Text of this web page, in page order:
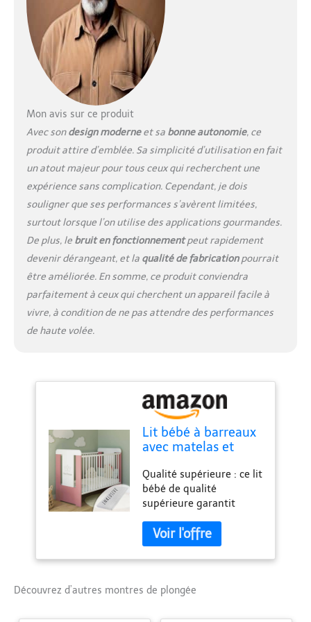
manière polyvalente et
donc de la naissance à la
troisième Un fidèle
compagnon pour votre
enfant. Sommiers à
garantie : peinture à
de qualité supérieure.
Sécurité maximale pour
votre bébé et votre
enfant en tous points de
normes de l'UE. Avec
barres amovibles : trois
échelons amovibles
permettent de créer un
petit trou d'escalade
pour votre enfant - Très
pratique dès qu'il peut
Mon avis sur ce produit
Avec sondesign moderneet sa bonne autonomie, ce
produit attire d’emblée. Sa simplicité d’utilisation en fait
un atout majeur pour tous ceux qui recherchent une
expérience sans complication. Cependant, je dois
souligner que ses performances s’avèrent limitées,
surtout lorsque l’on utilise des applications gourmandes.
De plus, le bruit en fonctionnementpeut rapidement
devenir dérangeant, et la qualité de fabricationpourrait
être améliorée. En somme, ce produit conviendra
parfaitement à ceux qui cherchent un appareil facile à
vivre, à condition de ne pas attendre des performances
de haute volée.
Lit bébé à barreaux
avec matelas et
Réglable en hauteur
- 60 x 120 cm -
Échelons amovibles
- Blanc et rose -
Fabriqué en Europe
Qualité supérieure : ce lit
bébé de qualité
supérieure garantit
finition impeccable.
Fabriqué en Europe. Avec
matelas et housse
mousse à froid de 6 cm
Découvrez d’autres montres de plongée